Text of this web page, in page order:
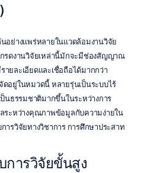
อย่างแพร่หลายในแวดล้อมงานวิจัย
รดงานวิจัยเหล่านี้มักจะมีช่องสัญญาณ
ายละเอียดและเชื่อถือได้มากกว่า
ดอยู่ในหมวดนี้ หลายรุ่นเป็นระบบไร้
นธรรมชาติมากขึ้นในระหว่างการ
ระหว่างคุณภาพข้อมูลกับความง่ายใน
ารวิจัยทางวิชาการ การศึกษาประสาท
การวิจัยขั้นสูง